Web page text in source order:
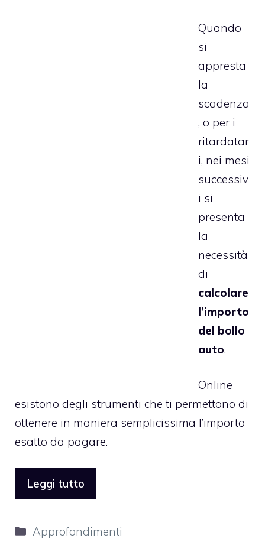
Quando
si
appresta
la
scadenza
, o per i
ritardatar
i, nei mesi
successiv
i si
presenta
la
necessità
di
calcolare
l’importo
del bollo
auto.
Online
esistono degli strumenti che ti permettono di
ottenere in maniera semplicissima l’importo
esatto da pagare.
Leggi tutto
Categorie
Approfondimenti